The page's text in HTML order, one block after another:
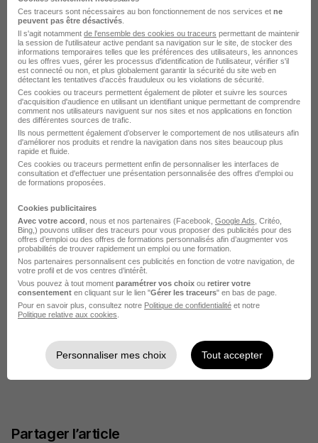
Une nouvelle section « Les compétences pour ce
job » s'affiche désormais en haut de chacune des
pages d'offres d'emploi éligibles sur Hellowork.
Les permis et certifications attendus apparaissent
au premier regard et vous pouvez postuler
sereinement ou mettre l’offre de côté si vous ne
répondez pas aux attentes. C'est particulièrement
utile sur les métiers réglementés (conduite,
sécurité, bâtiment…) où un prérequis manquant
peut disqualifier une candidature d'emblée.
progressivement, notamment les compétences et
les langues attendues. Tout le monde y est
gagnant : les candidats, qui multiplient leur
chance de recevoir une réponse positive, et les
recruteurs, qui peuvent se concentrer sur les
candidatures les plus pertinentes.
Voir une offre
Partager l’article
Ces traceurs sont nécessaires au bon fonctionnement de nos services et ne
peuvent pas être désactivés
Il s'agit notamment de l'ensemble des cookies ou traceurs permettant de maintenir
la session de l'utilisateur active pendant sa navigation sur le site, de stocker des
informations temporaires telles que les préférences des utilisateurs, les annonces
ou les offres vues, gérer les processus d'identification de l'utilisateur, vérifier s'il
est connecté ou non, et plus globalement garantir la sécurité du site web en
détectant les tentatives d'accès frauduleux ou les violations de sécurité.
Ces cookies ou traceurs permettent également de piloter et suivre les sources
d'acquisition d'audience en utilisant un identifiant unique permettant de comprendre
comment nos utilisateurs naviguent sur nos sites et nos applications en fonction
des différentes sources de trafic.
Ils nous permettent également d’observer le comportement de nos utilisateurs afin
d'améliorer nos produits et rendre la navigation dans nos sites beaucoup plus
rapide et fluide.
Ces cookies ou traceurs permettent enfin de personnaliser les interfaces de
consultation et d'effectuer une présentation personnalisée des offres d'emploi ou
de formations proposées.
Cookies publicitaires
Avec votre accord , nous et nos partenaires (Facebook, Google Ads , Critéo,
Bing,) pouvons utiliser des traceurs pour vous proposer des publicités pour des
offres d’emploi ou des offres de formations personnalisés afin d’augmenter vos
probabilités de trouver rapidement un emploi ou une formation.
Nos partenaires personnalisent ces publicités en fonction de votre navigation, de
votre profil et de vos centres d’intérêt.
Vous pouvez à tout moment paramétrer vos choix ou retirer votre
consentement en cliquant sur le lien "Gérer les traceurs" en bas de page.
Pour en savoir plus, consultez notre Politique de confidentialité et notre
Politique relative aux cookies
Personnaliser mes choix Tout accepter